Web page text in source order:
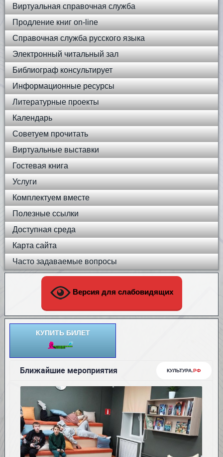
Виртуальная справочная служба
Продление книг on-line
Справочная служба русского языка
Электронный читальный зал
Библиограф консультирует
Информационные ресурсы
Литературные проекты
Календарь
Советуем прочитать
Виртуальные выставки
Гостевая книга
Услуги
Комплектуем вместе
Полезные ссылки
Доступная среда
Карта сайта
Часто задаваемые вопросы
Версия для слабовидящих
КУПИТЬ БИЛЕТ